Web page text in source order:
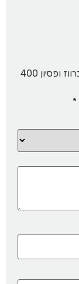
Be the first to review “קרנילאב שימורים ברווז ופסיון 400
*